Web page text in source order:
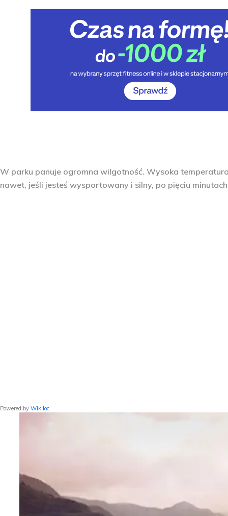
W parku panuje ogromna wilgotność. Wysoka
nawet, jeśli jesteś wysportowany i silny, po pięciu
Powered by Wikiloc